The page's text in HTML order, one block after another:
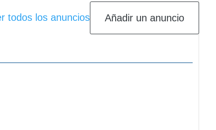
todos los anuncios Añadir un anuncio